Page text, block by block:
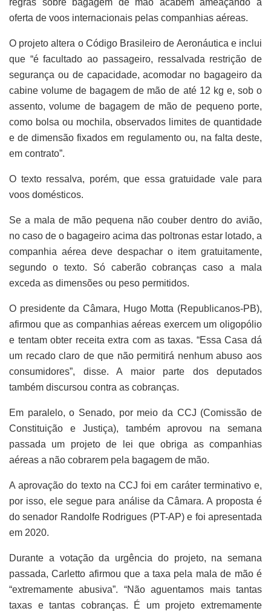
oferta de voos internacionais pelas companhias aéreas.
O projeto altera o Código Brasileiro de Aeronáutica e inclui
que “é facultado ao passageiro, ressalvada restrição de
segurança ou de capacidade, acomodar no bagageiro da
cabine volume de bagagem de mão de até 12 kg e, sob o
assento, volume de bagagem de mão de pequeno porte,
como bolsa ou mochila, observados limites de quantidade
e de dimensão fixados em regulamento ou, na falta deste,
em contrato”.
O texto ressalva, porém, que essa gratuidade vale para
voos domésticos.
Se a mala de mão pequena não couber dentro do avião,
no caso de o bagageiro acima das poltronas estar lotado, a
companhia aérea deve despachar o item gratuitamente,
segundo o texto. Só caberão cobranças caso a mala
exceda as dimensões ou peso permitidos.
O presidente da Câmara, Hugo Motta (Republicanos-PB),
afirmou que as companhias aéreas exercem um oligopólio
e tentam obter receita extra com as taxas. “Essa Casa dá
um recado claro de que não permitirá nenhum abuso aos
consumidores”, disse. A maior parte dos deputados
também discursou contra as cobranças.
Em paralelo, o Senado, por meio da CCJ (Comissão de
Constituição e Justiça), também aprovou na semana
passada um projeto de lei que obriga as companhias
aéreas a não cobrarem pela bagagem de mão.
A aprovação do texto na CCJ foi em caráter terminativo e,
por isso, ele segue para análise da Câmara. A proposta é
do senador Randolfe Rodrigues (PT-AP) e foi apresentada
em 2020.
Durante a votação da urgência do projeto, na semana
passada, Carletto afirmou que a taxa pela mala de mão é
“extremamente abusiva”. “Não aguentamos mais tantas
taxas e tantas cobranças. É um projeto extremamente